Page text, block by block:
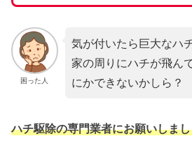
困った人
気が付いたら巨大なハ
家の周りにハチが飛ん
にかできないかしら？
ハチ駆除の専門業者にお願いしま